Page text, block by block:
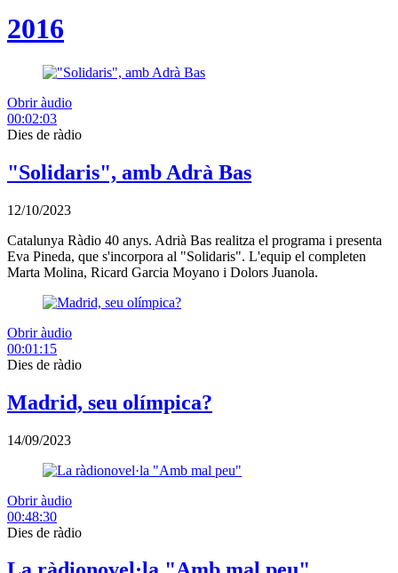
2016
Obrir àudio
00:02:03
Dies de ràdio
"Solidaris", amb Adrà Bas
12/10/2023
Catalunya Ràdio 40 anys. Adrià Bas realitza el programa i presenta
Eva Pineda, que s'incorpora al "Solidaris". L'equip el completen
Marta Molina, Ricard Garcia Moyano i Dolors Juanola.
Obrir àudio
00:01:15
Dies de ràdio
Madrid, seu olímpica?
14/09/2023
Obrir àudio
00:48:30
Dies de ràdio